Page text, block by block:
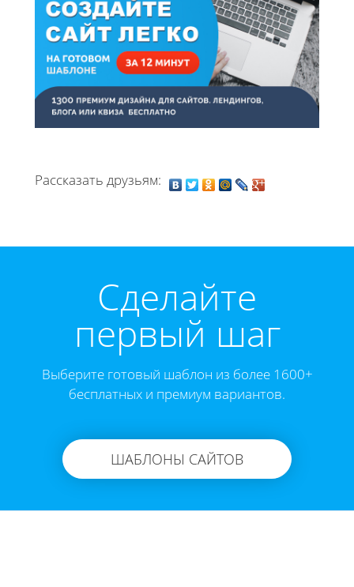
Рассказать друзьям:
Cделайте
первый шаг
Выберите готовый шаблон из более 1600+
бесплатных и премиум вариантов.
ШАБЛОНЫ САЙТОВ